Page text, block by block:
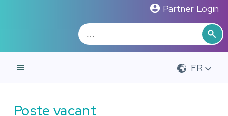
Partner Login
FR
Poste vacant